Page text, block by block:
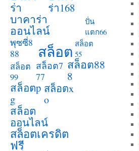
ร่า
ร่า168
บาคาร่า
ออนไลน์
ปั่น
แตก66
พุซซี่8
88
สล็อต สล็อต
55
สล็อต
99
สล็อต7
77
สล็อต88
8
สล็อตp
g
สล็อตx
o
สล็อต
ออนไลน์
สล็อตเครดิต
ฟรี